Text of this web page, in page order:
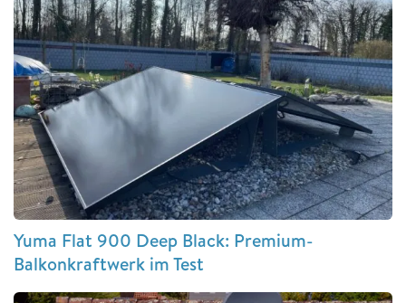
Yuma Flat 900 Deep Black: Premium-
Balkonkraftwerk im Test